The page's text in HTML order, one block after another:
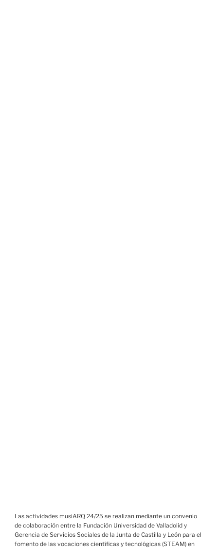
Las actividades musiARQ 24/25 se realizan mediante un convenio
de colaboración entre la Fundación Universidad de Valladolid y
Gerencia de Servicios Sociales de la Junta de Castilla y León para el
fomento de las vocaciones científicas y tecnológicas (STEAM) en